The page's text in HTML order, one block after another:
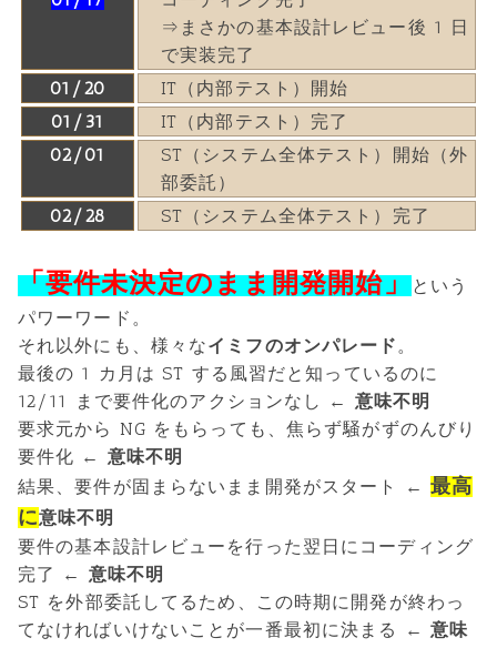
⇒まさかの基本設計レビュー後 1 日
で実装完了
01/20
IT（内部テスト）開始
01/31
IT（内部テスト）完了
02/01
ST（システム全体テスト）開始（外
部委託）
02/28
ST（システム全体テスト）完了
「要件未決定のまま開発開始」という
パワーワード。
それ以外にも、様々なイミフのオンパレード 。
最後の 1 カ月は ST する風習だと知っているのに
12/11 まで要件化のアクションなし
← 意味不明
要求元から NG をもらっても、焦らず騒がずのんびり
要件化 ← 意味不明
結果、要件が固まらないまま開発がスタート
← 最高
に意味不明
要件の基本設計レビューを行った翌日にコーディング
完了
← 意味不明
ST を外部委託してるため、この時期に開発が終わっ
てなければいけないことが一番最初に決まる
← 意味